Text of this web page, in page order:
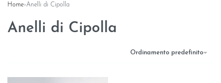
Home›Anelli di Cipolla
Anelli di Cipolla
Ordinamento predefinito